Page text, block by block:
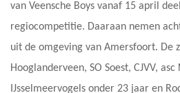
van Veensche Boys vanaf 15 april
regiocompetitie. Daaraan nemen
uit de omgeving van Amersfoort. De
Hooglanderveen, SO Soest, CJVV,
IJsselmeervogels onder 23 jaar en